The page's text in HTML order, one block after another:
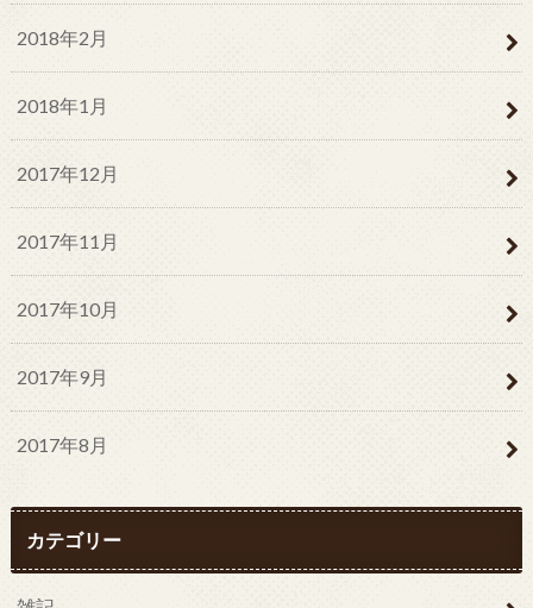
2018年2月
2018年1月
2017年12月
2017年11月
2017年10月
2017年9月
2017年8月
カテゴリー